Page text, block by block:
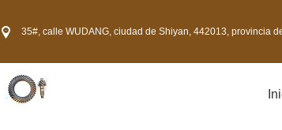
35#, calle WUDANG, ciudad de Shiyan, 442013, provincia